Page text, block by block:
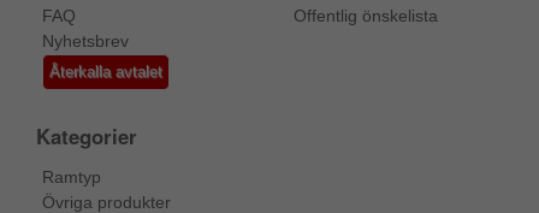
FAQ
Nyhetsbrev
Återkalla avtalet
Offentlig önskelista
Kategorier
Ramtyp
Övriga produkter